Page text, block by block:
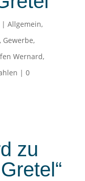
Allgemein,
, Gewerbe,
Wernard,
| 0
zu